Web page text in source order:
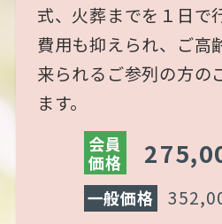
式、火葬までを１日で
費用も抑えられ、ご高
来られるご参列の方の
ます。
会員
価格
一般価格